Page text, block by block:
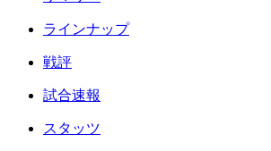
ラインナップ
戦評
試合速報
スタッツ